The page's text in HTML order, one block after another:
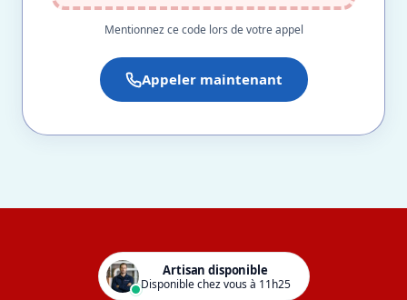
Mentionnez ce code lors de votre appel
Appeler maintenant
Artisan disponible
Disponible chez vous à 11h25